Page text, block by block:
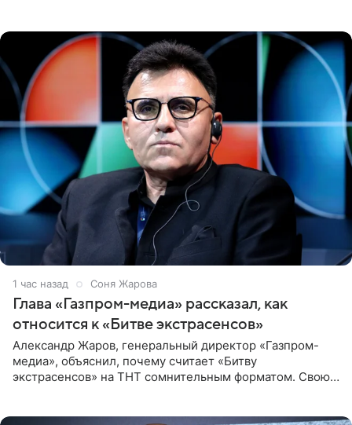
1 час назад Соня Жарова
Глава «Газпром-медиа» рассказал, как
относится к «Битве экстрасенсов»
Александр Жаров, генеральный директор «Газпром-
медиа», объяснил, почему считает «Битву
экстрасенсов» на ТНТ сомнительным форматом. Свою